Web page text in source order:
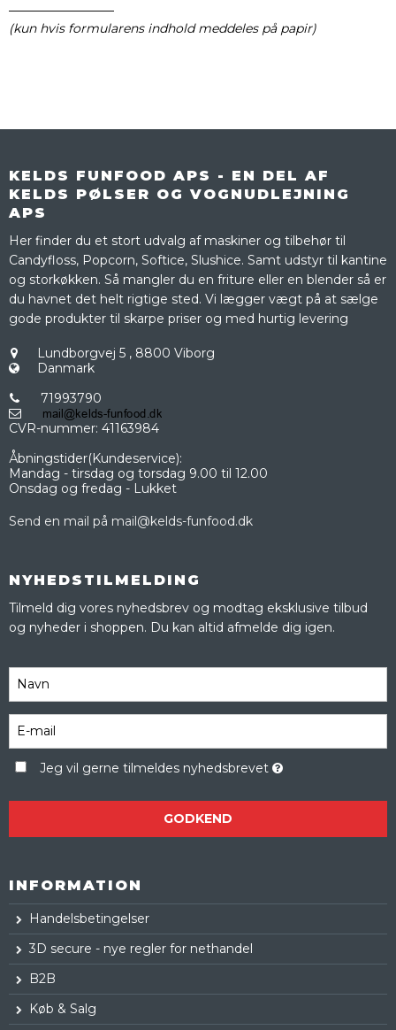
(kun hvis formularens indhold meddeles på papir)
KELDS FUNFOOD APS - EN DEL AF
KELDS PØLSER OG VOGNUDLEJNING
APS
Her finder du et stort udvalg af maskiner og tilbehør til
Candyfloss, Popcorn, Softice, Slushice. Samt udstyr til kantine
og storkøkken. Så mangler du en friture eller en blender så er
du havnet det helt rigtige sted. Vi lægger vægt på at sælge
gode produkter til skarpe priser og med hurtig levering
Lundborgvej 5 , 8800 Viborg
Danmark
71993790
CVR-nummer: 41163984
Åbningstider(Kundeservice):
Mandag - tirsdag og torsdag 9.00 til 12.00
Onsdag og fredag - Lukket
Send en mail på mail@kelds-funfood.dk
NYHEDSTILMELDING
Tilmeld dig vores nyhedsbrev og modtag eksklusive tilbud
og nyheder i shoppen. Du kan altid afmelde dig igen.
Jeg vil gerne tilmeldes nyhedsbrevet
GODKEND
INFORMATION
Handelsbetingelser
3D secure - nye regler for nethandel
B2B
Køb & Salg